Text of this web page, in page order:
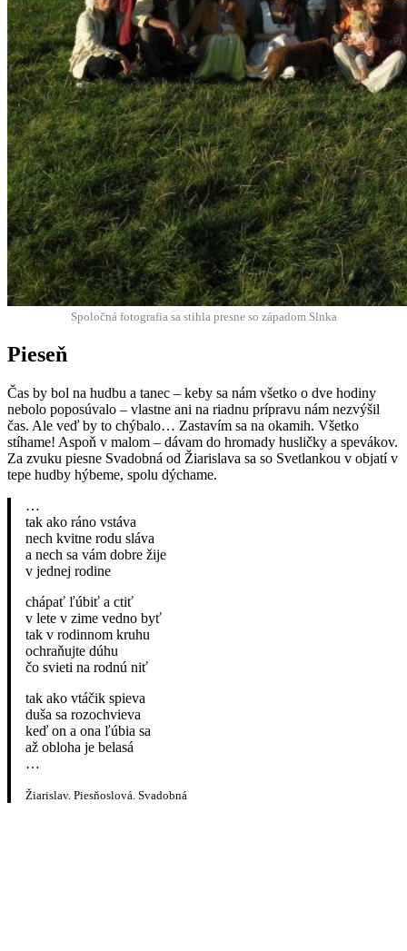
Spoločná fotografia sa stih­la presne so západom Slnka
Pieseň
Čas by bol na hud­bu a tanec – keby sa nám všetko o dve hodiny
nebo­lo poposú­va­lo – vlastne ani na riad­nu prípravu nám nezvýšil
čas. Ale veď by to chýba­lo… Zas­tavím sa na okamih. Všetko
stíhame! Aspoň v mal­om – dávam do hro­mady hus­ličky a spevákov.
Za zvuku piesne Svadob­ná od Žiarisla­va sa so Svet­lank­ou v objatí v
tepe hud­by hýbe­me, spolu dýchame.
…
tak ako ráno vstá­va
nech kvitne rodu slá­va
a nech sa vám dobre žije
v jed­nej rodine
chá­pať ľúbiť a ctiť
v lete v zime ved­no byť
tak v rodin­nom kruhu
ochraňu­jte dúhu
čo svi­eti na rod­nú niť
tak ako vtáčik spie­va
duša sa rozochvie­va
keď on a ona ľúbia sa
až oblo­ha je belasá
…
Žiarislav. Piesňoslová. Svadobná